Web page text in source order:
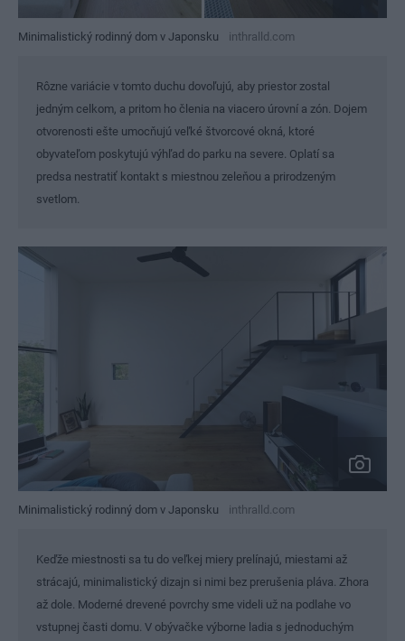
Minimalistický rodinný dom v Japonsku inthralld.com
Rôzne variácie v tomto duchu dovoľujú, aby priestor zostal
jedným celkom, a pritom ho členia na viacero úrovní a zón. Dojem
otvorenosti ešte umocňujú veľké štvorcové okná, ktoré
obyvateľom poskytujú výhľad do parku na severe. Oplatí sa
predsa nestratiť kontakt s miestnou zeleňou a prirodzeným
svetlom.
Minimalistický rodinný dom v Japonsku inthralld.com
Keďže miestnosti sa tu do veľkej miery prelínajú, miestami až
strácajú, minimalistický dizajn si nimi bez prerušenia pláva. Zhora
až dole. Moderné drevené povrchy sme videli už na podlahe vo
vstupnej časti domu. V obývačke výborne ladia s jednoduchým